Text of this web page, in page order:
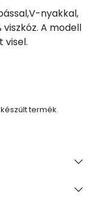
nyakkal,
viszkóz. A modell
visel.
termék.